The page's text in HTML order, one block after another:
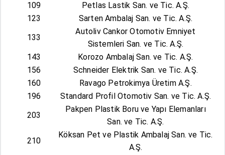
109
Petlas Lastik San. ve Tic. A.Ş.
123
Sarten Ambalaj San. ve Tic. A.Ş.
133
Autoliv Cankor Otomotiv Emniyet
Sistemleri San. ve Tic. A.Ş.
143
Korozo Ambalaj San. ve Tic. A.Ş.
156
Schneider Elektrik San. ve Tic. A.Ş.
160
Ravago Petrokimya Üretim A.Ş.
196
Standard Profil Otomotiv San. ve Tic. A.Ş.
203
Pakpen Plastik Boru ve Yapı Elemanları
San. ve Tic. A.Ş.
210
Köksan Pet ve Plastik Ambalaj San. ve Tic.
A.Ş.